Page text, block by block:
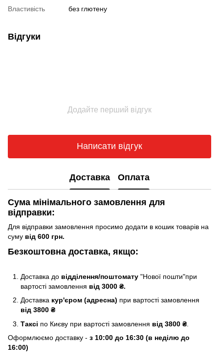
Властивість
без глютену
Відгуки
Додайте перший відгук
Написати відгук
Доставка Оплата
Сума мінімального замовлення для
відправки:
Для відправки замовлення просимо додати в кошик товарів на
суму від 600 грн.
Безкоштовна доставка, якщо:
Доставка до відділення/поштомату "Нової пошти"при
вартості замовлення від 3000 ₴.
Доставка кур'єром (адресна) при вартості замовлення
від 3800 ₴
Таксі по Києву при вартості замовлення від 3800 ₴.
Оформлюємо доставку - з 10:00 до 16:30 (в неділю до
16:00)